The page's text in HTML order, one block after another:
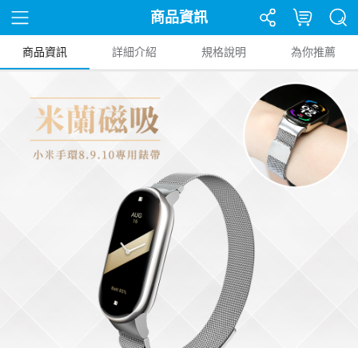
商品資訊
商品資訊 詳細介紹 規格說明 為你推薦